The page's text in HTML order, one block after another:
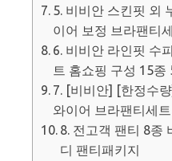
5. 비비안 스킨핏 외
이어 보정 브라팬티
6. 비비안 라인핏 수
트 홈쇼핑 구성 15종
7. [비비안] [한정수
와이어 브라팬티세
8. 전고객 팬티 8종
디 팬티패키지